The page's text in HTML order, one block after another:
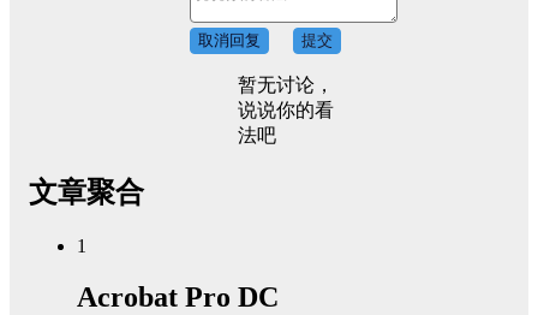
取消回复 提交
暂无讨论，
说说你的看
法吧
文章聚合
1
Acrobat Pro DC